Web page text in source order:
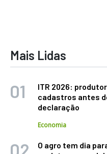
Mais Lidas
ITR 2026:
cadastros antes
declaração
Economia
O agro tem dia